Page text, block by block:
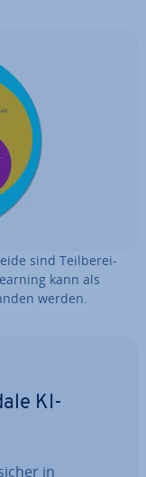
sind Teil­be­rei­
kann als
werden.
KI-
in